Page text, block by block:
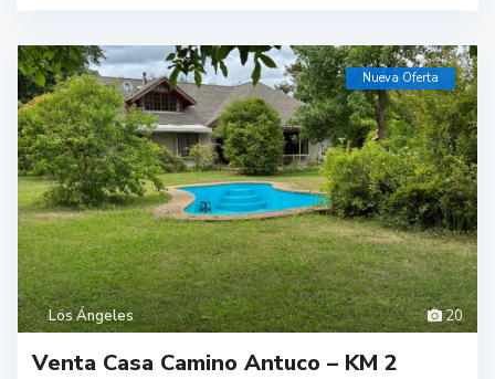
20
Los Ángeles
Nueva Oferta
Venta Casa Camino Antuco – KM 2